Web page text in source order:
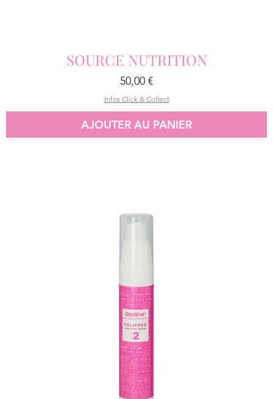
SOURCE NUTRITION
Prix
50,00 €
Infos Click & Collect
AJOUTER AU PANIER